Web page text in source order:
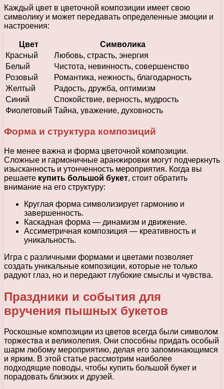
Каждый цвет в цветочной композиции имеет свою
символику и может передавать определенные эмоции и
настроения:
Цвет
Символика
Красный
Любовь, страсть, энергия
Белый
Чистота, невинность, совершенство
Розовый
Романтика, нежность, благодарность
Желтый
Радость, дружба, оптимизм
Синий
Спокойствие, верность, мудрость
Фиолетовый Тайна, уважение, духовность
Форма и структура композиций
Не менее важна и форма цветочной композиции.
Сложные и гармоничные аранжировки могут подчеркнуть
изысканность и утонченность мероприятия. Когда вы
решаете купить большой букет, стоит обратить
внимание на его структуру:
Круглая форма символизирует гармонию и
завершенность.
Каскадная форма — динамизм и движение.
Ассиметричная композиция — креативность и
уникальность.
Игра с различными формами и цветами позволяет
создать уникальные композиции, которые не только
радуют глаз, но и передают глубокие смыслы и чувства.
Праздники и события для
вручения пышных букетов
Роскошные композиции из цветов всегда были символом
торжества и великолепия. Они способны придать особый
шарм любому мероприятию, делая его запоминающимся
и ярким. В этой статье рассмотрим наиболее
подходящие поводы, чтобы купить большой букет и
порадовать близких и друзей.